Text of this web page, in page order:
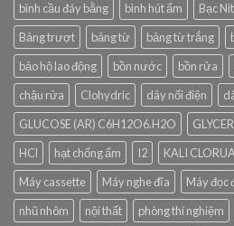
bình cầu đáy bằng
bình hút ẩm Bạc
Bảng trượt
bảng từ bảng từ trắng
bảo hộ lao động
bồn nước bồn rửa
chậu rửa
Clohydric dây nối điện
GLUCOSE (AR) C6H12O6.H2O
HCl
hạt chống ẩm I2 KALI
Máy cassette
Máy nghe đĩa Máy đọc
nhũ nhôm
nội thất phòng thí nghiệm